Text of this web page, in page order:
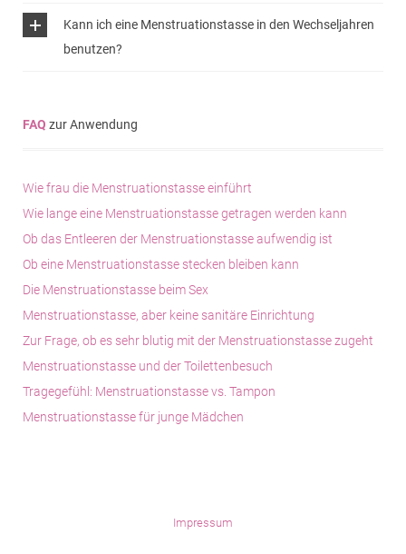
®
Kann ich eine Menstruationstasse in den Wechseljahren
benutzen?
FAQ zur Anwendung
Wie frau die Menstruationstasse einführt
Wie lange eine Menstruationstasse getragen werden kann
Ob das Entleeren der Menstruationstasse aufwendig ist
Ob eine Menstruationstasse stecken bleiben kann
Die Menstruationstasse beim Sex
Menstruationstasse, aber keine sanitäre Einrichtung
Zur Frage, ob es sehr blutig mit der Menstruationstasse zugeht
Menstruationstasse und der Toilettenbesuch
Tragegefühl: Menstruationstasse vs. Tampon
Menstruationstasse für junge Mädchen
Impressum